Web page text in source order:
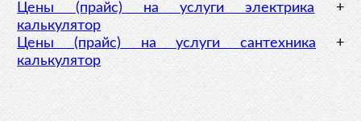
Цены (прайс) на услуги электрика +
калькулятор
Цены (прайс) на услуги сантехника+
калькулятор